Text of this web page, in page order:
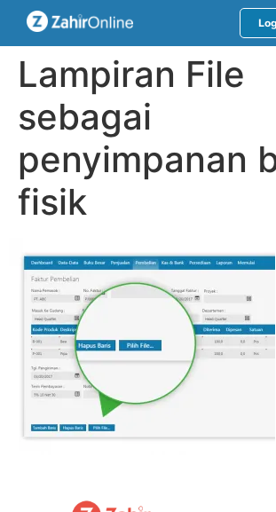
Lampiran File
sebagai
penyimpanan
fisik